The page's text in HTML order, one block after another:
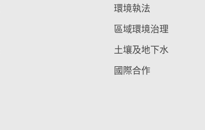
環境執法
區域環境治理
土壤及地下水
國際合作